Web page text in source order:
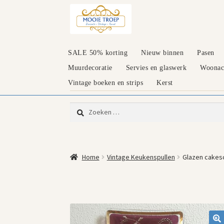
door
naar
SALE 50% korting Nieuw binnen
Pasen
Muurdecoratie
Servies en glaswerk
Vintage boeken en strips
Kerst
Zoeken
naar:
Home Vintage Keukenspullen Glazen